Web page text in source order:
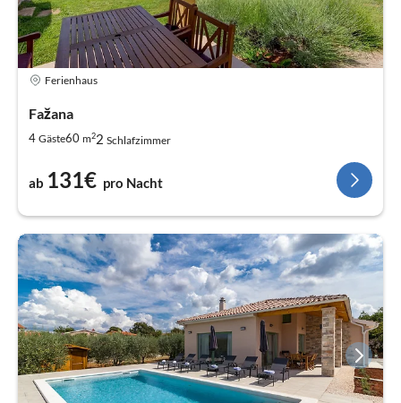
Ferienhaus
Fažana
4 Gäste60 m22 Schlafzimmer
ab 131€ pro Nacht